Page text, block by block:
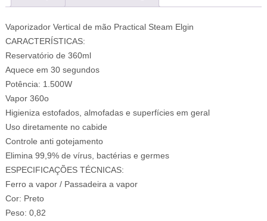
Vaporizador Vertical de mão Practical Steam Elgin
CARACTERÍSTICAS:
Reservatório de 360ml
Aquece em 30 segundos
Potência: 1.500W
Vapor 360o
Higieniza estofados, almofadas e superfícies em geral
Uso diretamente no cabide
Controle anti gotejamento
Elimina 99,9% de vírus, bactérias e germes
ESPECIFICAÇÕES TÉCNICAS:
Ferro a vapor / Passadeira a vapor
Cor: Preto
Peso: 0,82